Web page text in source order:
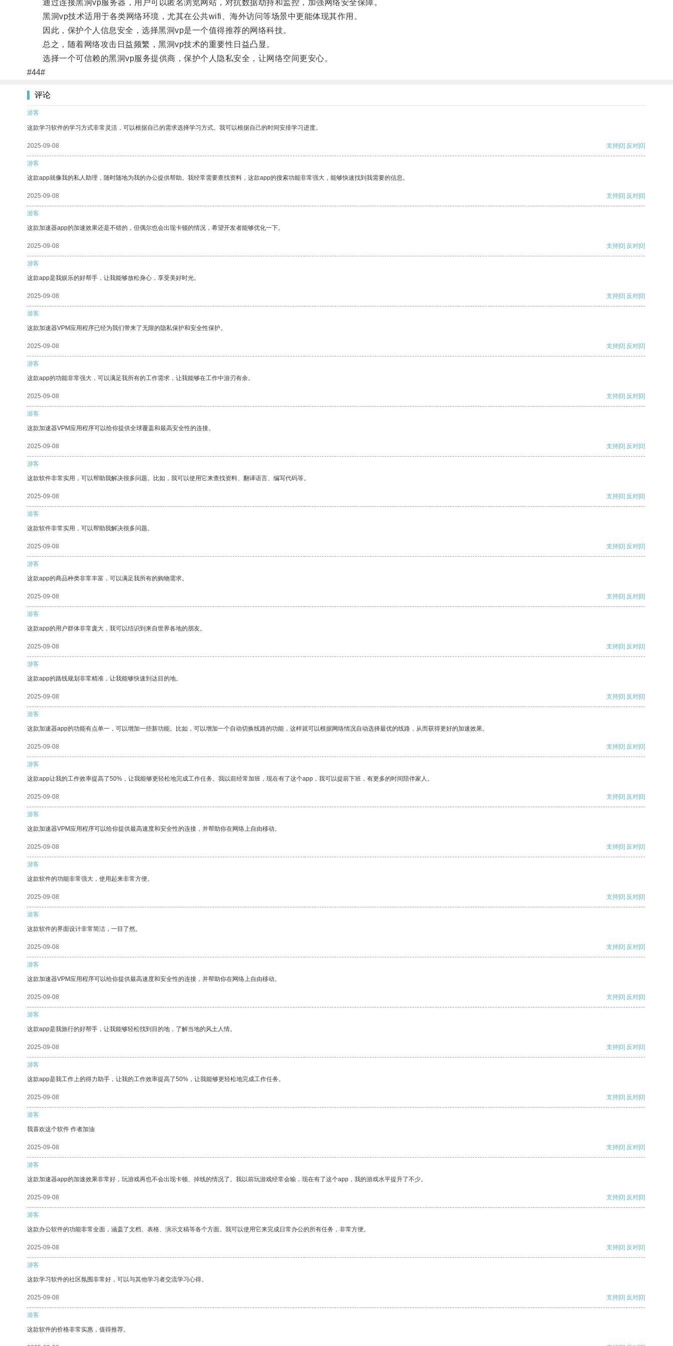
通过连接黑洞vp服务器，用户可以匿名浏览网站，对抗数据劫持和监控，加强网络安全保障。
黑洞vp技术适用于各类网络环境，尤其在公共wifi、海外访问等场景中更能体现其作用。
因此，保护个人信息安全，选择黑洞vp是一个值得推荐的网络科技。
总之，随着网络攻击日益频繁，黑洞vp技术的重要性日益凸显。
选择一个可信赖的黑洞vp服务提供商，保护个人隐私安全，让网络空间更安心。
#44#
评论
游客
这款学习软件的学习方式非常灵活，可以根据自己的需求选择学习方式。我可以根据自己的时间安排学习进度。
2025-09-08 支持[0] 反对[0]
游客
这款app就像我的私人助理，随时随地为我的办公提供帮助。我经常需要查找资料，这款app的搜索功能非常强大，能够快速找到我需要的信息。
2025-09-08 支持[0] 反对[0]
游客
这款加速器app的加速效果还是不错的，但偶尔也会出现卡顿的情况，希望开发者能够优化一下。
2025-09-08 支持[0] 反对[0]
游客
这款app是我娱乐的好帮手，让我能够放松身心，享受美好时光。
2025-09-08 支持[0] 反对[0]
游客
这款加速器VPM应用程序已经为我们带来了无限的隐私保护和安全性保护。
2025-09-08 支持[0] 反对[0]
游客
这款app的功能非常强大，可以满足我所有的工作需求，让我能够在工作中游刃有余。
2025-09-08 支持[0] 反对[0]
游客
这款加速器VPM应用程序可以给你提供全球覆盖和最高安全性的连接。
2025-09-08 支持[0] 反对[0]
游客
这款软件非常实用，可以帮助我解决很多问题。比如，我可以使用它来查找资料、翻译语言、编写代码等。
2025-09-08 支持[0] 反对[0]
游客
这款软件非常实用，可以帮助我解决很多问题。
2025-09-08 支持[0] 反对[0]
游客
这款app的商品种类非常丰富，可以满足我所有的购物需求。
2025-09-08 支持[0] 反对[0]
游客
这款app的用户群体非常庞大，我可以结识到来自世界各地的朋友。
2025-09-08 支持[0] 反对[0]
游客
这款app的路线规划非常精准，让我能够快速到达目的地。
2025-09-08 支持[0] 反对[0]
游客
这款加速器app的功能有点单一，可以增加一些新功能。比如，可以增加一个自动切换线路的功能，这样就可以根据网络情况自动选择最优的线路，从而获得更好的加速效果。
2025-09-08 支持[0] 反对[0]
游客
这款app让我的工作效率提高了50%，让我能够更轻松地完成工作任务。我以前经常加班，现在有了这个app，我可以提前下班，有更多的时间陪伴家人。
2025-09-08 支持[0] 反对[0]
游客
这款加速器VPM应用程序可以给你提供最高速度和安全性的连接，并帮助你在网络上自由移动。
2025-09-08 支持[0] 反对[0]
游客
这款软件的功能非常强大，使用起来非常方便。
2025-09-08 支持[0] 反对[0]
游客
这款软件的界面设计非常简洁，一目了然。
2025-09-08 支持[0] 反对[0]
游客
这款加速器VPM应用程序可以给你提供最高速度和安全性的连接，并帮助你在网络上自由移动。
2025-09-08 支持[0] 反对[0]
游客
这款app是我旅行的好帮手，让我能够轻松找到目的地，了解当地的风土人情。
2025-09-08 支持[0] 反对[0]
游客
这款app是我工作上的得力助手，让我的工作效率提高了50%，让我能够更轻松地完成工作任务。
2025-09-08 支持[0] 反对[0]
游客
我喜欢这个软件 作者加油
2025-09-08 支持[0] 反对[0]
游客
这款加速器app的加速效果非常好，玩游戏再也不会出现卡顿、掉线的情况了。我以前玩游戏经常会输，现在有了这个app，我的游戏水平提升了不少。
2025-09-08 支持[0] 反对[0]
游客
这款办公软件的功能非常全面，涵盖了文档、表格、演示文稿等各个方面。我可以使用它来完成日常办公的所有任务，非常方便。
2025-09-08 支持[0] 反对[0]
游客
这款学习软件的社区氛围非常好，可以与其他学习者交流学习心得。
2025-09-08 支持[0] 反对[0]
游客
这款软件的价格非常实惠，值得推荐。